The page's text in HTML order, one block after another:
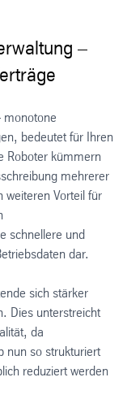
–
Verträge
monotone
bedeutet für Ihren
Roboter kümmern
mehrerer
weiteren Vorteil für
schnellere und
dar.
sich stärker
Dies unterstreicht
da
nun so strukturiert
reduziert werden